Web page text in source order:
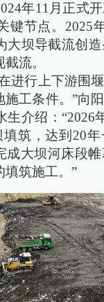
年11月正式开
键节点。2025
大坝导截流创
流。
进行上下游围
施工条件。”向
生介绍：“2026
筑，达到20
成大坝河床段
填筑施工。”